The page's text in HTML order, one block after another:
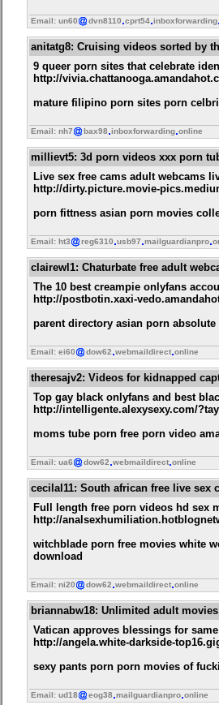
Email: un60 dvn8110 cprt54 inboxforwarding
anitatg8: Cruising videos sorted by
9 queer porn sites that celebrate
http://
mature filipino porn sites porn
Email: nh7 bax98 inboxforwarding online
millievt5: 3d porn videos xxx porn
Live sex free cams adult webcams
http://dirty.picture.movie-
porn fittness asian porn movies
Email: ht3 reg6310 usb97 mailguardianpro
clairewl1: Chaturbate free adult
The 10 best creampie onlyfans
http://postbotin.xaxi-
parent directory asian porn
Email: ei60 dow62 webmaildirect online
theresajv2: Videos for kidnapped
Top gay black onlyfans and best
http://intelligente.alexysexy.com/
moms tube porn free porn video
Email: ua6 dow62 webmaildirect online
cecilal11: South african free live sex
Full length free porn videos hd sex
http://
witchblade porn free movies white
download
Email: ni20 dow62 webmaildirect online
briannabw18: Unlimited adult
Vatican approves blessings for
http://angela.white-darkside-
sexy pants porn porn movies of
Email: ud18 eog38 mailguardianpro online